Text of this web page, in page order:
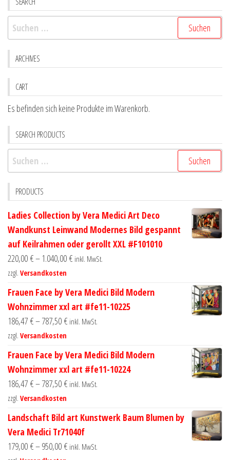
Optionen
auf
Produktseite
werden
auf
Suchen
nach:
ARCHIVES
CART
Es befinden sich keine Produkte im Warenkorb.
SEARCH PRODUCTS
Suchen
nach:
PRODUCTS
Ladies Collection by Vera Medici Art Deco
Wandkunst Leinwand Modernes Bild gespannt
auf Keilrahmen oder gerollt XXL #F101010
220,00 €– 1.040,00 € inkl. MwSt.
zzgl. Versandkosten
Frauen Face by Vera Medici Bild Modern
Wohnzimmer xxl art #fe11-10225
186,47 €–787,50 € inkl. MwSt.
zzgl. Versandkosten
Frauen Face by Vera Medici Bild Modern
Wohnzimmer xxl art #fe11-10224
186,47 €–787,50 € inkl. MwSt.
zzgl. Versandkosten
Landschaft Bild art Kunstwerk Baum Blumen by
Vera Medici Tr71040f
179,00 €–950,00 € inkl. MwSt.